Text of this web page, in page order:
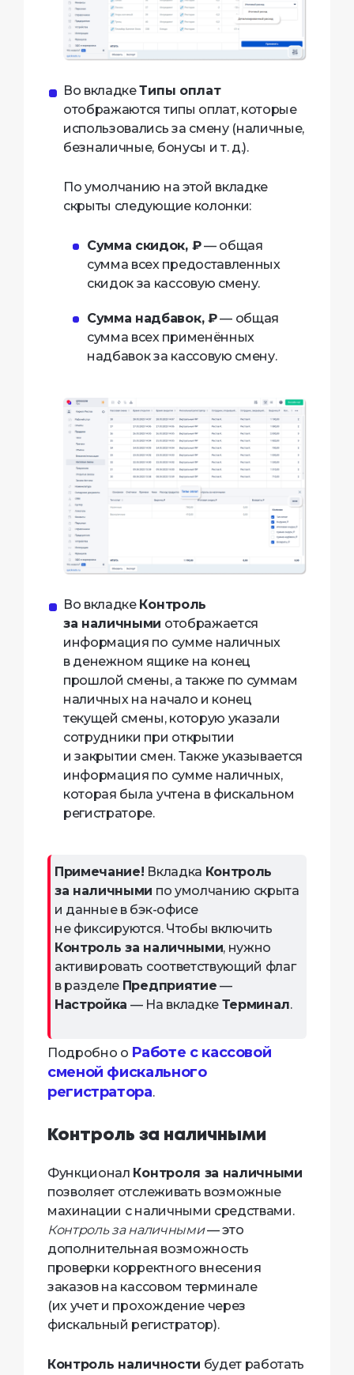
Во вкладкеТипы оплат
отображаются типы оплат, которые
использовались за смену (наличные,
безналичные, бонусы и т. д.).
По умолчанию на этой вкладке
скрыты следующие колонки:
Сумма скидок, ₽— общая
сумма всех предоставленных
скидок за кассовую смену.
Сумма надбавок, ₽— общая
сумма всех применённых
надбавок за кассовую смену.
Во вкладке Контроль
за наличными отображается
информация по сумме наличных
в денежном ящике на конец
прошлой смены, а также по суммам
наличных на начало и конец
текущей смены, которую указали
сотрудники при открытии
и закрытии смен. Также указывается
информация по сумме наличных,
которая была учтена в фискальном
регистраторе.
Примечание! Вкладка Контроль
за наличными по умолчанию скрыта
и данные в бэк-офисе
не фиксируются. Чтобы включить
Контроль за наличными, нужно
активировать соответствующий флаг
в разделе Предприятие —
Настройка — На вкладке Терминал.
Подробно о Работе с кассовой
сменой фискального
регистратора.
Контроль за наличными
Функционал Контроля за наличными
позволяет отслеживать возможные
махинации с наличными средствами.
Контроль за наличными— это
дополнительная возможность
проверки корректного внесения
заказов на кассовом терминале
(их учет и прохождение через
фискальный регистратор).
Контроль наличности будет работать